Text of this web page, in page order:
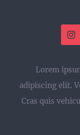
Lorem
adipiscing elit.
Cras quis